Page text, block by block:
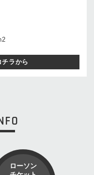
ラから
ローソン